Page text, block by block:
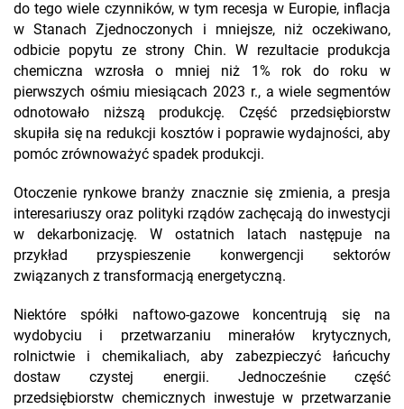
do tego wiele czynników, w tym recesja w Europie, inflacja
w Stanach Zjednoczonych i mniejsze, niż oczekiwano,
odbicie popytu ze strony Chin. W rezultacie produkcja
chemiczna wzrosła o mniej niż 1% rok do roku w
pierwszych ośmiu miesiącach 2023 r., a wiele segmentów
odnotowało niższą produkcję. Część przedsiębiorstw
skupiła się na redukcji kosztów i poprawie wydajności, aby
pomóc zrównoważyć spadek produkcji.
Otoczenie rynkowe branży znacznie się zmienia, a presja
interesariuszy oraz polityki rządów zachęcają do inwestycji
w dekarbonizację. W ostatnich latach następuje na
przykład przyspieszenie konwergencji sektorów
związanych z transformacją energetyczną.
Niektóre spółki naftowo-gazowe koncentrują się na
wydobyciu i przetwarzaniu minerałów krytycznych,
rolnictwie i chemikaliach, aby zabezpieczyć łańcuchy
dostaw czystej energii. Jednocześnie część
przedsiębiorstw chemicznych inwestuje w przetwarzanie